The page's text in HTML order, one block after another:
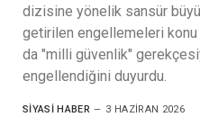
dizisine yönelik sansür
getirilen engellemeleri konu
da "milli güvenlik"
engellendiğini duyurdu.
SIYASI HABER 3 HAZIRAN 2026